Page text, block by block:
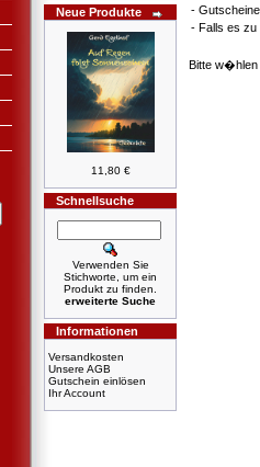
Neue Produkte
11,80 €
Schnellsuche
Verwenden Sie
Stichworte, um ein
Produkt zu finden.
erweiterte Suche
Informationen
Versandkosten
Unsere AGB
Gutschein einlösen
Ihr Account
-
- Falls es zu
Bitte w�hlen